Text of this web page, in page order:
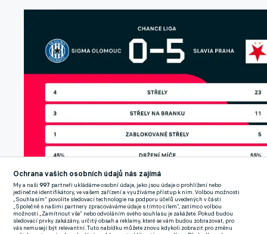
Ochrana vašich osobních údajů nás zajímá
My a naši997 partneři ukládáme osobní údaje, jako jsou údaje o prohlížení nebo
jedinečné identifikátory, ve vašem zařízení a využíváme přístup k nim. Volbou možnosti
„Souhlasím“ povolíte sledovací technologie na podporu účelů uvedených v části
„Společně s našimi partnery zpracováváme údaje s tímto cílem“, zatímco volbou
možnosti „Zamítnout vše“ nebo odvoláním svého souhlasu je zakážete. Pokud budou
sledovací prvky zakázány, určitý obsah a reklamy, které se vám budou zobrazovat, pro
vás nemusejí být relevantní. Tuto nabídku můžete znovu kdykoli zobrazit pro změnu